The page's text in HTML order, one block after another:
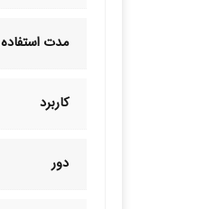
مدت استفاده
کاربرد
دور